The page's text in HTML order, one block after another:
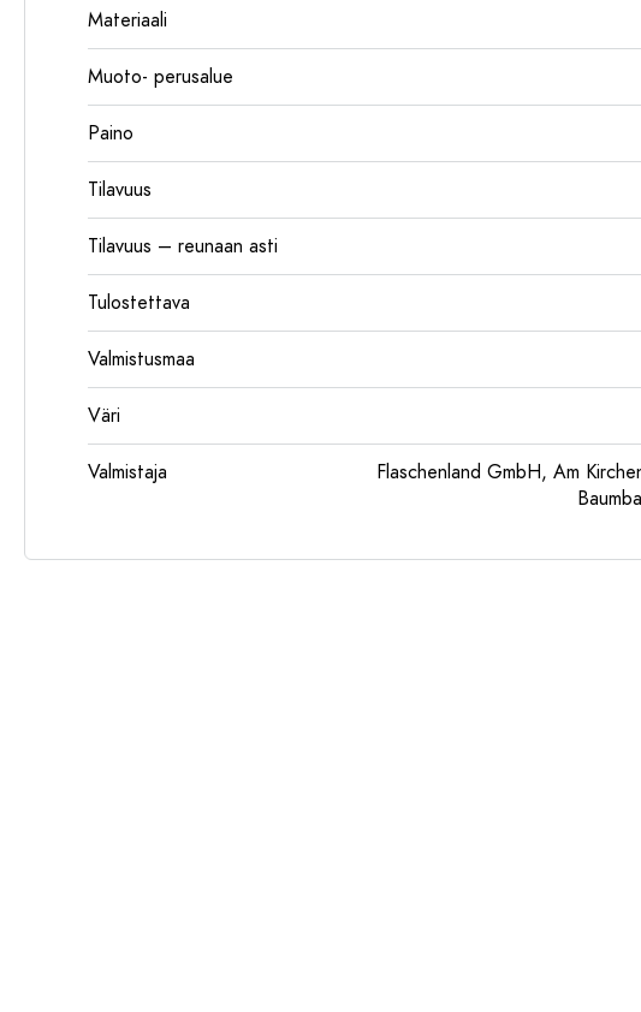
Materiaali
Muoto- perusalue
Paino
Tilavuus
Tilavuus – reunaan asti
Tulostettava
Valmistusmaa
Väri
Valmistaja
Flaschenland GmbH, Am